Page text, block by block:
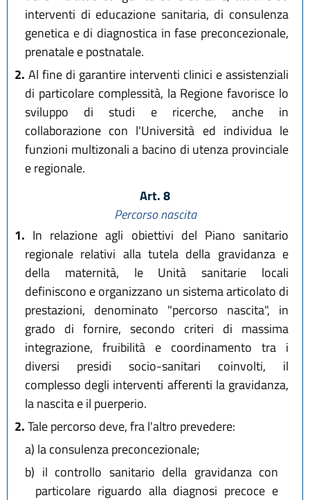
interventi di educazione sanitaria, di consulenza
genetica e di diagnostica in fase preconcezionale,
prenatale e postnatale.
2. Al fine di garantire interventi clinici e assistenziali
di particolare complessità, la Regione favorisce lo
sviluppo di studi e ricerche, anche in
collaborazione con l'Università ed individua le
funzioni multizonali a bacino di utenza provinciale
e regionale.
Art. 8
Percorso nascita
1. In relazione agli obiettivi del Piano sanitario
regionale relativi alla tutela della gravidanza e
della maternità, le Unità sanitarie locali
definiscono e organizzano un sistema articolato di
prestazioni, denominato "percorso nascita", in
grado di fornire, secondo criteri di massima
integrazione, fruibilità e coordinamento tra i
diversi presidi socio-sanitari coinvolti, il
complesso degli interventi afferenti la gravidanza,
la nascita e il puerperio.
2.Tale percorso deve, fra l'altro prevedere:
a) la consulenza preconcezionale;
b) il controllo sanitario della gravidanza con
particolare riguardo alla diagnosi precoce e